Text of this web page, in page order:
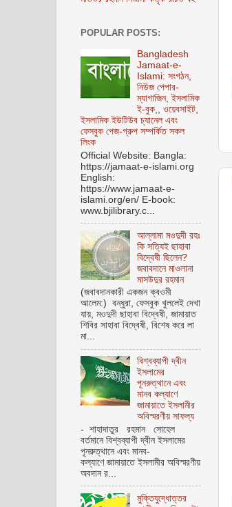
POPULAR POSTS:
Bangladesh
Jamaat-e-
Islami: সংগঠন,
নিউজ পেপার-
ম্যাগাজিন, ইসলামিক
ই-বুক,, ওয়েবসাইট,
ইসলামিক ইউটিউব চ্যানেল এবং
ফেসবুক পেজ-গ্রুপ সম্পর্কিত সকল
লিংক
Official Website: Bangla:
https://jamaat-e-islami.org
English:
https://www.jamaat-e-
islami.org/en/ E-book:
www.bjilibrary.c...
আল্লামা মওদুদী রহঃ
কি সত্যিই ছাহাবা
বিদ্বেষী ছিলেন?
জবাবদানে মাওলানা
মাসউদুর রহমান
(জবাবদানকারী একজন ক্বওমী
আলেম:) বন্ধুরা, ফেসবুক খুললেই দেখা
যায়, মওদুদী ছাহাবা বিদ্বেষী, জামায়াত
শিবির সাহাবা বিদ্বেষী, বিশেষ করে লা
মা...
বিশ্বব্যাপী দ্বীন
ইসলামের
পূনরুত্থানে এবং
মানব কল্যাণে
জামায়াতে ইসলামীর
অবিস্মরণীয় সাফল্য
- শাহাদাতুর রহমান সোহেল
বর্তমানে বিশ্বব্যাপী দ্বীন ইসলামের
পূনরুত্থানে এবং মানব-
কল্যাণে জামায়াতে ইসলামীর অবিস্মরণীয়
অবদান র...
মুক্তিযুদ্ধোত্তর